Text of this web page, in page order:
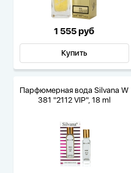
1 555 руб
Купить
Парфюмерная вода Silvana W
381 "2112 VIP", 18 ml